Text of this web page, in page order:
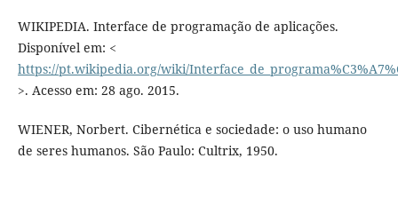
WIKIPEDIA. Interface de programação de aplicações.
Disponível em: <
https://pt.wikipedia.org/wiki/
>. Acesso em: 28 ago. 2015.
WIENER, Norbert. Cibernética e sociedade: o uso humano
de seres humanos. São Paulo: Cultrix, 1950.